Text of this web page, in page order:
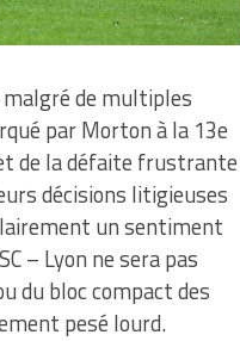
de multiples
par Morton à la 13e
de la défaite frustrante
décisions litigieuses
un sentiment
– Lyon ne sera pas
du bloc compact des
pesé lourd.